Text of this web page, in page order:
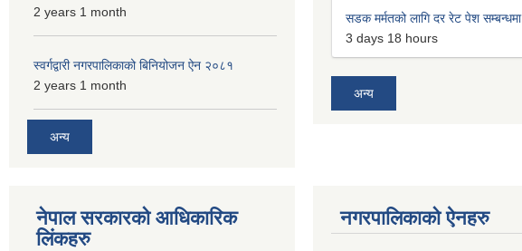
2 years 1 month
स्वर्गद्वारी नगरपालिकाको बिनियोजन ऐन २०८१
2 years 1 month
अन्य
सडक मर्मतको लागि दर रेट पेश सम्बन्धमा
3 days 18 hours
अन्य
नेपाल सरकारको आधिकारिक
लिंकहरु
नगरपालिकाको ऐनहरु